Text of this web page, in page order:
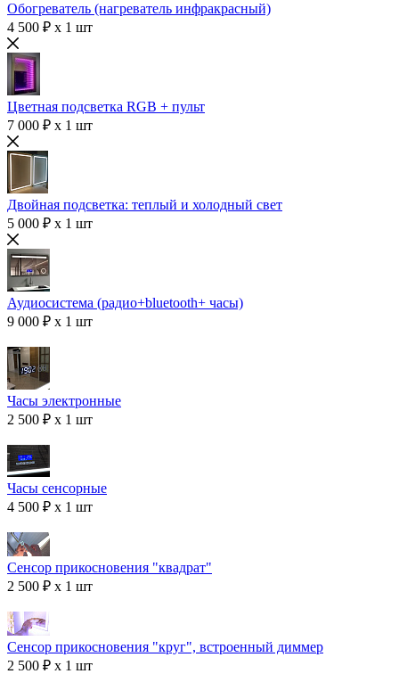
Обогреватель (нагреватель инфракрасный)
4 500 ₽ x 1 шт
Цветная подсветка RGB + пульт
7 000 ₽ x 1 шт
Двойная подсветка: теплый и холодный свет
5 000 ₽ x 1 шт
Аудиосистема (радио+bluetooth+ часы)
9 000 ₽ x 1 шт
Часы электронные
2 500 ₽ x 1 шт
Часы сенсорные
4 500 ₽ x 1 шт
Сенсор прикосновения "квадрат"
2 500 ₽ x 1 шт
Сенсор прикосновения "круг", встроенный диммер
2 500 ₽ x 1 шт